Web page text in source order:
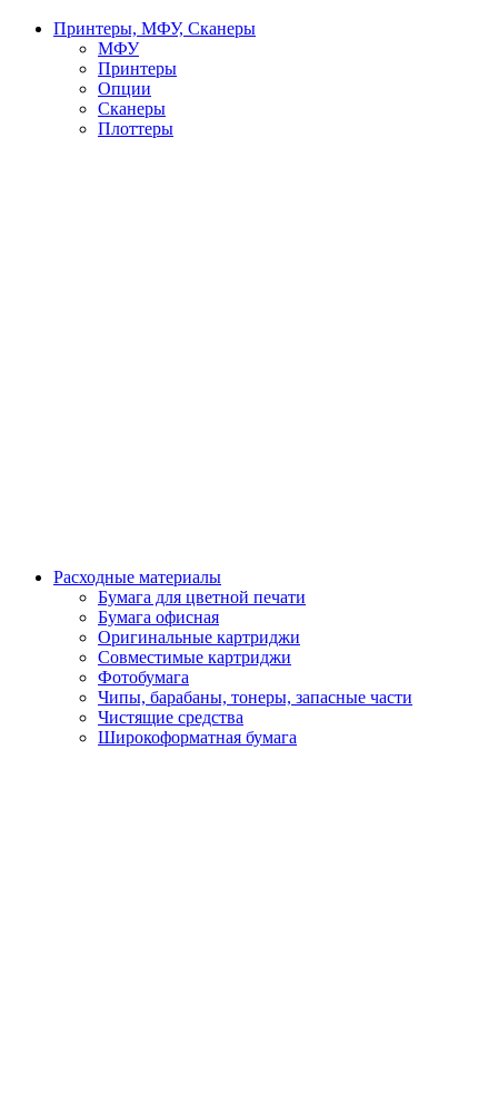
Принтеры, МФУ, Сканеры
МФУ
Принтеры
Опции
Сканеры
Плоттеры
Расходные материалы
Бумага для цветной печати
Бумага офисная
Оригинальные картриджи
Совместимые картриджи
Фотобумага
Чипы, барабаны, тонеры, запасные части
Чистящие средства
Широкоформатная бумага